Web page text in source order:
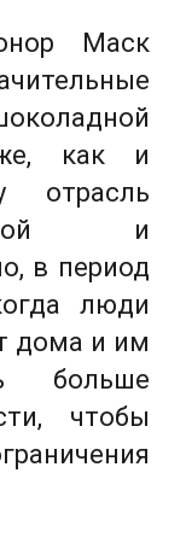
Маск
как и
отрасль
и
в период
люди
дома и им
больше
чтобы